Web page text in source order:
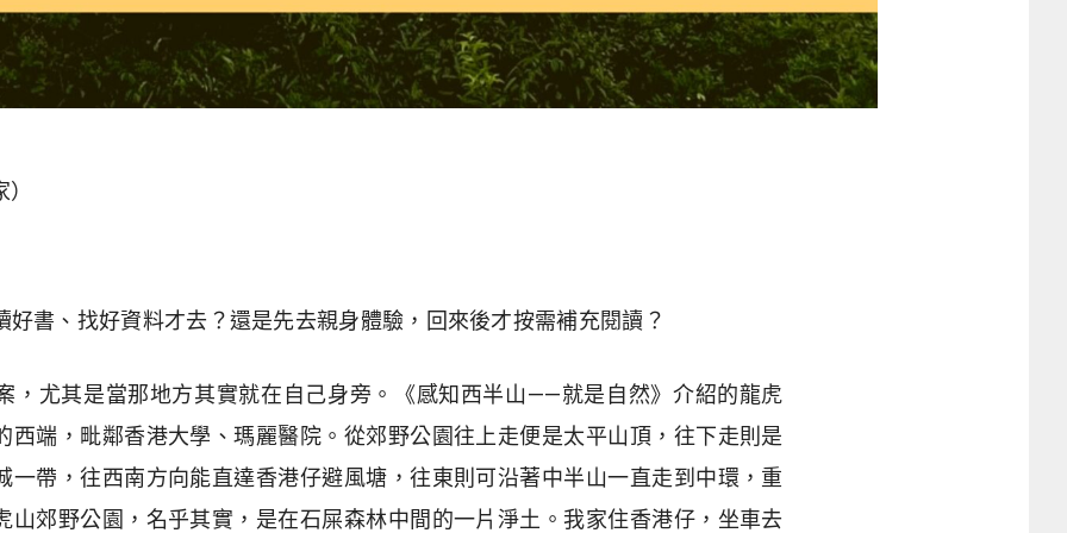
好書、找好資料才去？還是先去親身體驗，回來後才按需補充閱讀？
，尤其是當那地方其實就在自己身旁。《感知西半山——就是自然》介紹的龍虎
西端，毗鄰香港大學、瑪麗醫院。從郊野公園往上走便是太平山頂，往下走則是
一帶，往西南方向能直達香港仔避風塘，往東則可沿著中半山一直走到中環，重
山郊野公園，名乎其實，是在石屎森林中間的一片淨土。我家住香港仔，坐車去